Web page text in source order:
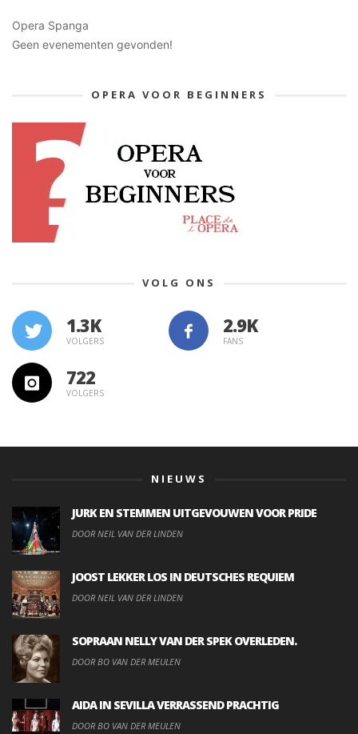
Opera Spanga
Geen evenementen gevonden!
OPERA VOOR BEGINNERS
VOLG ONS
1.3K
VOLGERS FANS
722
VOLGERS
NIEUWS
JURK EN STEMMEN UITGEVOUWEN VOOR PRIDE
DOOR NEIL VAN DER LINDEN
JOOST LEKKER LOS IN DEUTSCHES REQUIEM
DOOR NEIL VAN DER LINDEN
SOPRAAN NELLY VAN DER SPEK OVERLEDEN.
DOOR BO VAN DER MEULEN
AIDA IN SEVILLA VERRASSEND PRACHTIG
DOOR BO VAN DER MEULEN